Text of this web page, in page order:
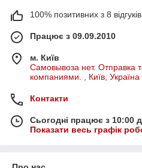
100% позитивних з 8
Працює з 09.09.2010
м. Київ
Самовывоза нет. Отправка
компаниями. , Київ, Україна
Контакти
Сьогодні працює з 10:00
Показати весь графік